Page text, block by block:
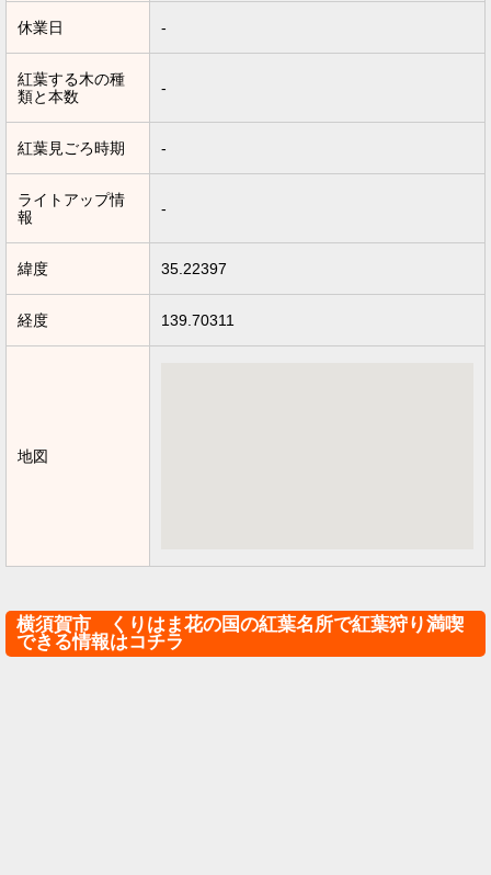
休業日 -
紅葉する木の種
類と本数
-
紅葉見ごろ時期 -
ライトアップ情
報
-
緯度 35.22397
経度 139.70311
地図
横須賀市 くりはま花の国の紅葉名所で紅葉狩り満喫
できる情報はコチラ